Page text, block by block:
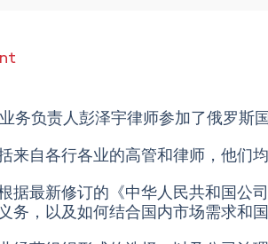
务负责人彭泽宇律师参加了俄罗斯
来自各行各业的高管和律师，他们
据最新修订的《中华人民共和国公
务，以及如何结合国内市场需求和